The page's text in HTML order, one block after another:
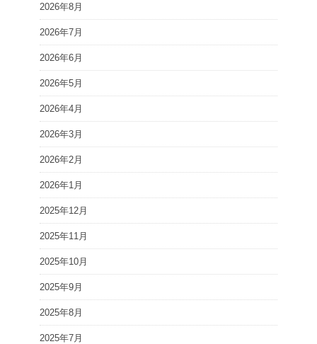
2026年8月
2026年7月
2026年6月
2026年5月
2026年4月
2026年3月
2026年2月
2026年1月
2025年12月
2025年11月
2025年10月
2025年9月
2025年8月
2025年7月